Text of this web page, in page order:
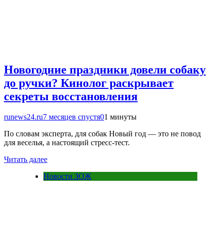
Новогодние праздники довели собаку
до ручки? Кинолог раскрывает
секреты восстановления
runews24.ru7 месяцев спустя01 минуты
По словам эксперта, для собак Новый год — это не повод
для веселья, а настоящий стресс-тест.
Читать далее
Новости ЗОЖ